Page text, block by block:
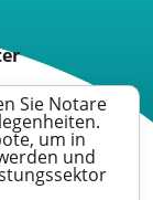
Sie Notare
um in
und